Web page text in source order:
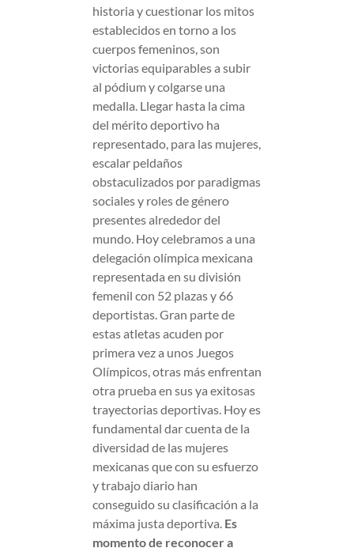
historia y cuestionar los mitos
establecidos en torno a los
cuerpos femeninos, son
victorias equiparables a subir
al pódium y colgarse una
medalla. Llegar hasta la cima
del mérito deportivo ha
representado, para las mujeres,
escalar peldaños
obstaculizados por paradigmas
sociales y roles de género
presentes alrededor del
mundo. Hoy celebramos a una
delegación olímpica mexicana
representada en su división
femenil con 52 plazas y 66
deportistas. Gran parte de
estas atletas acuden por
primera vez a unos Juegos
Olímpicos, otras más enfrentan
otra prueba en sus ya exitosas
trayectorias deportivas. Hoy es
fundamental dar cuenta de la
diversidad de las mujeres
mexicanas que con su esfuerzo
y trabajo diario han
conseguido su clasificación a la
máxima justa deportiva.Es
momento de reconocer a